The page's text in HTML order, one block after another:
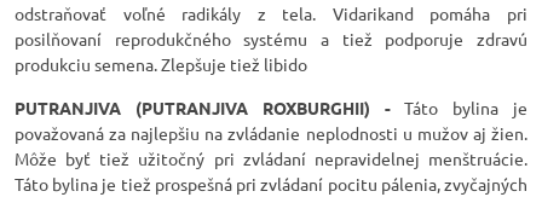
odstraňovať voľné radikály z tela. Vidarikand pomáha pri
posilňovaní reprodukčného systému a tiež podporuje zdravú
produkciu semena. Zlepšuje tiež libido
PUTRANJIVA (PUTRANJIVA ROXBURGHII) -Táto bylina je
považovaná za najlepšiu na zvládanie neplodnosti u mužov aj žien.
Môže byť tiež užitočný pri zvládaní nepravidelnej menštruácie.
Táto bylina je tiež prospešná pri zvládaní pocitu pálenia, zvyčajných